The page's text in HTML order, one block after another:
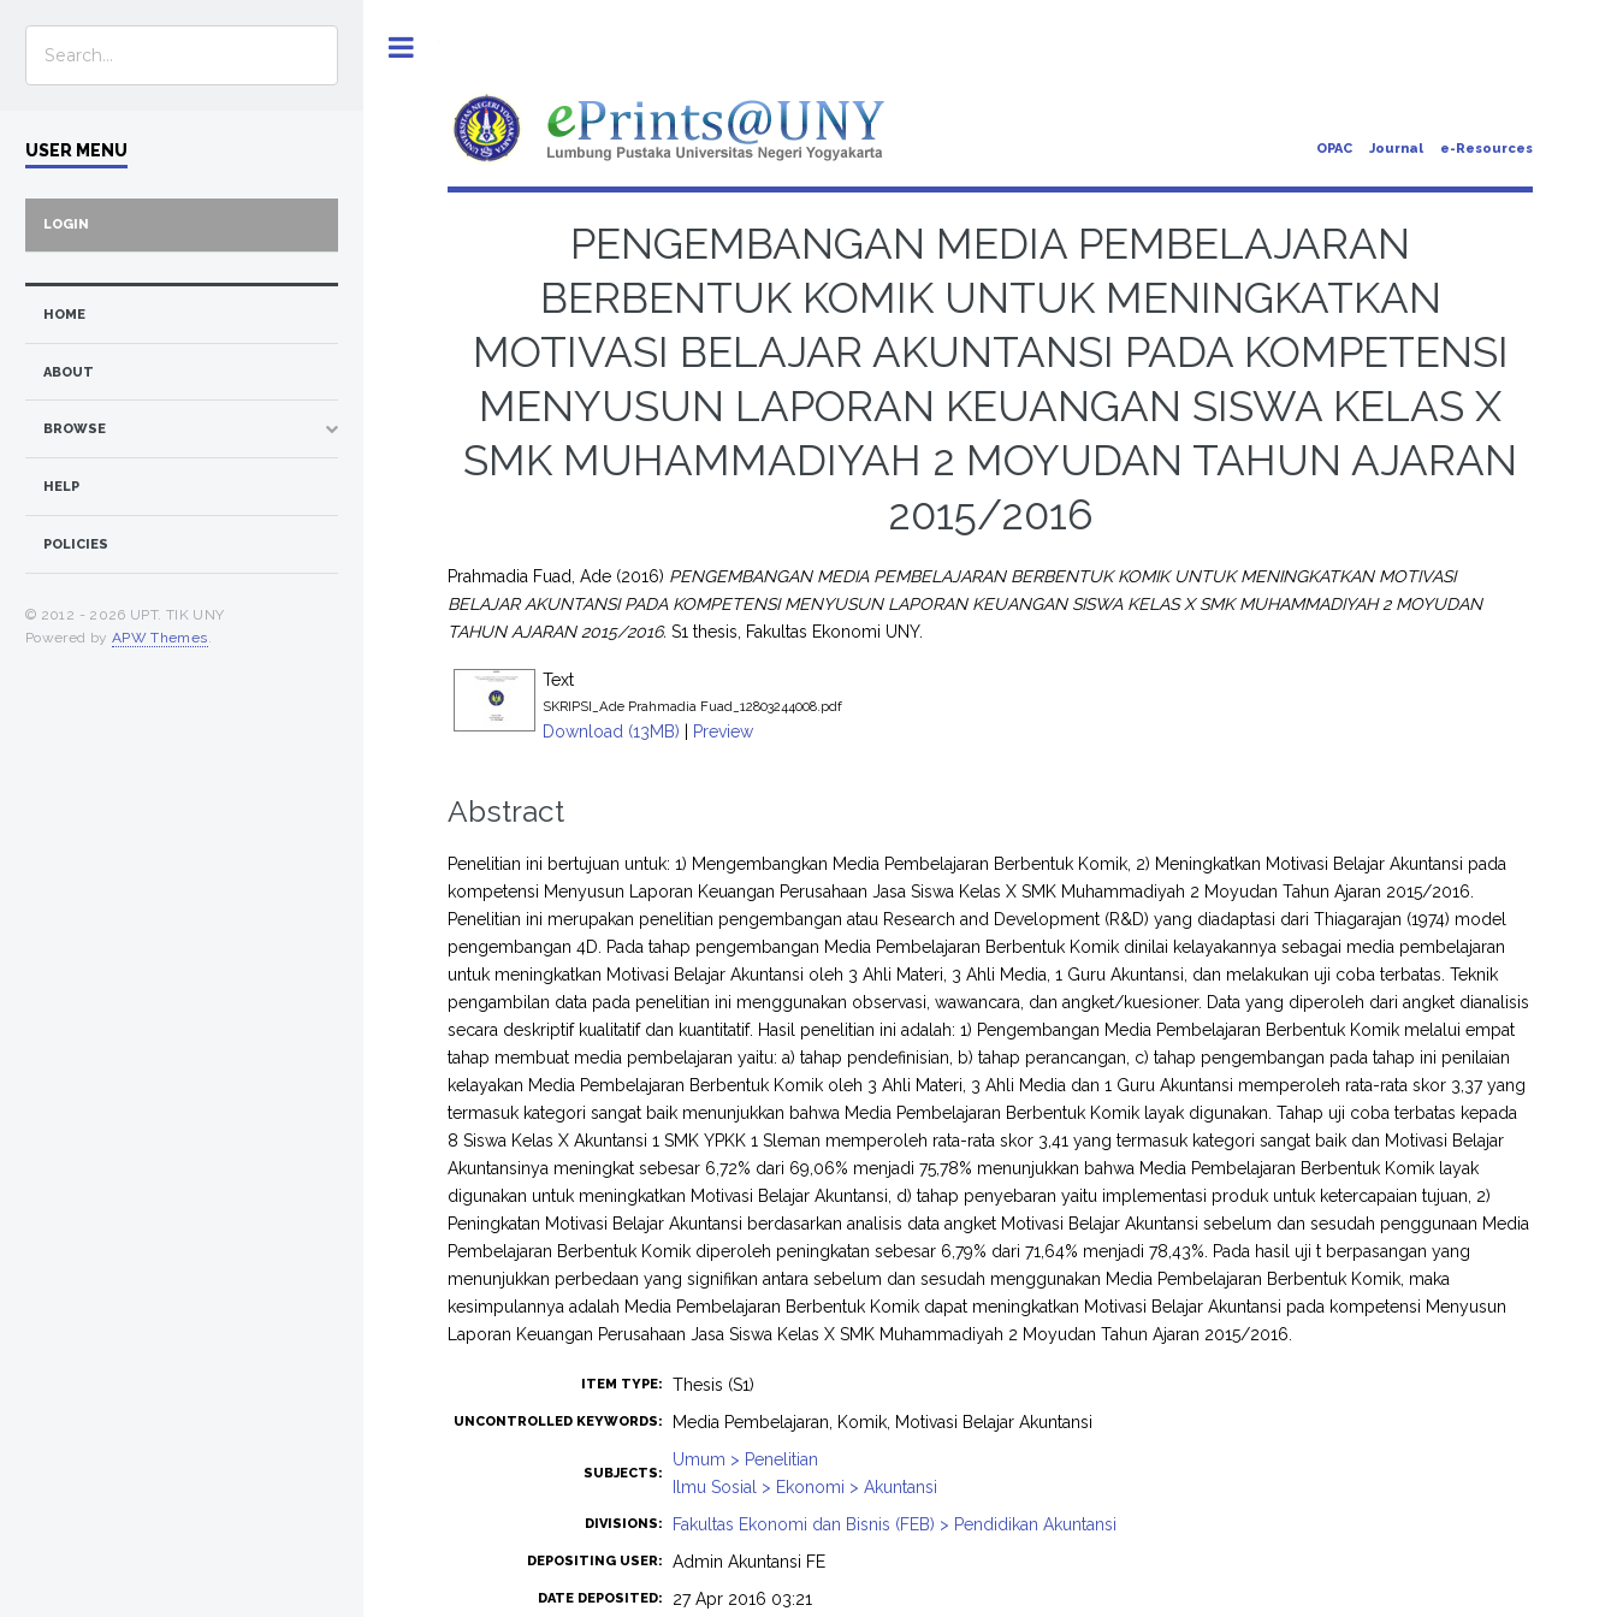
OPAC Journal e-Resources
PENGEMBANGAN MEDIA PEMBELAJARAN
BERBENTUK KOMIK UNTUK MENINGKATKAN
MOTIVASI BELAJAR AKUNTANSI PADA KOMPETENSI
MENYUSUN LAPORAN KEUANGAN SISWA KELAS X
SMK MUHAMMADIYAH 2 MOYUDAN TAHUN AJARAN
2015/2016
Prahmadia Fuad, Ade (2016) PENGEMBANGAN MEDIA PEMBELAJARAN BERBENTUK KOMIK UNTUK MENINGKATKAN MOTIVASI
BELAJAR AKUNTANSI PADA KOMPETENSI MENYUSUN LAPORAN KEUANGAN SISWA KELAS X SMK MUHAMMADIYAH 2 MOYUDAN
TAHUN AJARAN 2015/2016. S1 thesis, Fakultas Ekonomi UNY.
Text
SKRIPSI_Ade Prahmadia Fuad_12803244008.pdf
Download (13MB) | Preview
Abstract
Penelitian ini bertujuan untuk: 1) Mengembangkan Media Pembelajaran Berbentuk Komik, 2) Meningkatkan Motivasi Belajar Akuntansi pada
kompetensi Menyusun Laporan Keuangan Perusahaan Jasa Siswa Kelas X SMK Muhammadiyah 2 Moyudan Tahun Ajaran 2015/2016.
Penelitian ini merupakan penelitian pengembangan atau Research and Development (R&D) yang diadaptasi dari Thiagarajan (1974) model
pengembangan 4D. Pada tahap pengembangan Media Pembelajaran Berbentuk Komik dinilai kelayakannya sebagai media pembelajaran
untuk meningkatkan Motivasi Belajar Akuntansi oleh 3 Ahli Materi, 3 Ahli Media, 1 Guru Akuntansi, dan melakukan uji coba terbatas. Teknik
pengambilan data pada penelitian ini menggunakan observasi, wawancara, dan angket/kuesioner. Data yang diperoleh dari angket dianalisis
secara deskriptif kualitatif dan kuantitatif. Hasil penelitian ini adalah: 1) Pengembangan Media Pembelajaran Berbentuk Komik melalui empat
tahap membuat media pembelajaran yaitu: a) tahap pendefinisian, b) tahap perancangan, c) tahap pengembangan pada tahap ini penilaian
kelayakan Media Pembelajaran Berbentuk Komik oleh 3 Ahli Materi, 3 Ahli Media dan 1 Guru Akuntansi memperoleh rata-rata skor 3,37 yang
termasuk kategori sangat baik menunjukkan bahwa Media Pembelajaran Berbentuk Komik layak digunakan. Tahap uji coba terbatas kepada
8 Siswa Kelas X Akuntansi 1 SMK YPKK 1 Sleman memperoleh rata-rata skor 3,41 yang termasuk kategori sangat baik dan Motivasi Belajar
Akuntansinya meningkat sebesar 6,72% dari 69,06% menjadi 75,78% menunjukkan bahwa Media Pembelajaran Berbentuk Komik layak
digunakan untuk meningkatkan Motivasi Belajar Akuntansi, d) tahap penyebaran yaitu implementasi produk untuk ketercapaian tujuan, 2)
Peningkatan Motivasi Belajar Akuntansi berdasarkan analisis data angket Motivasi Belajar Akuntansi sebelum dan sesudah penggunaan Media
Pembelajaran Berbentuk Komik diperoleh peningkatan sebesar 6,79% dari 71,64% menjadi 78,43%. Pada hasil uji t berpasangan yang
menunjukkan perbedaan yang signifikan antara sebelum dan sesudah menggunakan Media Pembelajaran Berbentuk Komik, maka
kesimpulannya adalah Media Pembelajaran Berbentuk Komik dapat meningkatkan Motivasi Belajar Akuntansi pada kompetensi Menyusun
Laporan Keuangan Perusahaan Jasa Siswa Kelas X SMK Muhammadiyah 2 Moyudan Tahun Ajaran 2015/2016.
ITEM TYPE: Thesis (S1)
UNCONTROLLED KEYWORDS: Media Pembelajaran, Komik, Motivasi Belajar Akuntansi
SUBJECTS:
Umum > Penelitian
Ilmu Sosial > Ekonomi > Akuntansi
DIVISIONS: Fakultas Ekonomi dan Bisnis (FEB) > Pendidikan Akuntansi
DEPOSITING USER: Admin Akuntansi FE
DATE DEPOSITED: 27 Apr 2016 03:21
USER MENU
LOGIN
HOME
ABOUT
BROWSE
HELP
POLICIES
© 2012 - 2026 UPT. TIK UNY
Powered by APW Themes